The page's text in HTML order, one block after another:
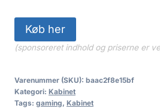
Køb her
(sponsoreret indhold og priserne er
Varenummer (SKU): baac2f8e15bf
Kategori: Kabinet
Tags: gaming, Kabinet